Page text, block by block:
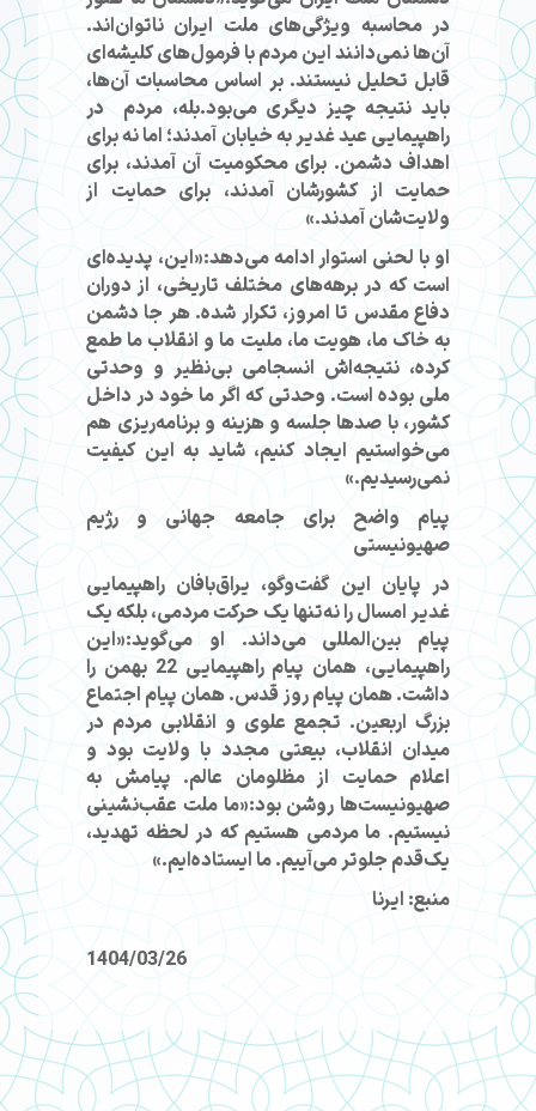
در محاسبه ویژگی‌های ملت ایران ناتوان‌اند.
آن‌ها نمی‌دانند این مردم با فرمول‌های کلیشه‌ای
قابل تحلیل نیستند. بر اساس محاسبات آن‌ها،
باید نتیجه چیز دیگری می‌بود.بله، مردم در
راهپیمایی عید غدیر به خیابان آمدند؛ اما نه برای
اهداف دشمن. برای محکومیت آن آمدند، برای
حمایت از کشورشان آمدند، برای حمایت از
ولایت‌شان آمدند.»
او با لحنی استوار ادامه می‌دهد:«این، پدیده‌ای
است که در برهه‌های مختلف تاریخی، از دوران
دفاع مقدس تا امروز، تکرار شده. هر جا دشمن
به خاک ما، هویت ما، ملیت ما و انقلاب ما طمع
کرده، نتیجه‌اش انسجامی بی‌نظیر و وحدتی
ملی بوده است. وحدتی که اگر ما خود در داخل
کشور، با صدها جلسه و هزینه و برنامه‌ریزی هم
می‌خواستیم ایجاد کنیم، شاید به این کیفیت
نمی‌رسیدیم.»
پیام واضح برای جامعه جهانی و رژیم
صهیونیستی
در پایان این گفت‌وگو، یراق‌بافان راهپیمایی
غدیر امسال را نه‌تنها یک حرکت مردمی، بلکه یک
پیام بین‌المللی می‌داند. او می‌گوید:«این
راهپیمایی، همان پیام راهپیمایی 22 بهمن را
داشت. همان پیام روز قدس. همان پیام اجتماع
بزرگ اربعین. تجمع علوی و انقلابی مردم در
میدان انقلاب، بیعتی مجدد با ولایت بود و
اعلام حمایت از مظلومان عالم. پیامش به
صهیونیست‌ها روشن بود:«ما ملت عقب‌نشینی
نیستیم. ما مردمی هستیم که در لحظه تهدید،
یک‌قدم جلوتر می‌آییم. ما ایستاده‌ایم.»
منبع: ایرنا
1404/03/26